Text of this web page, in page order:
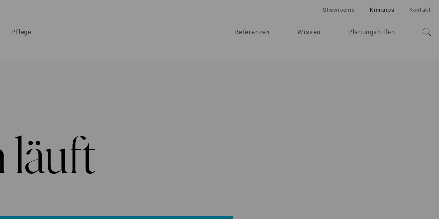
Pflege Referenzen Wissen Planungshilfen
Showrooms Kinnarps Kontakt
läuft